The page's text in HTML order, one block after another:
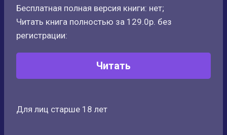
Бесплатная полная версия книги: нет;
Читать книга полностью за 129.0р. без
регистрации:
Читать
Для лиц старше 18 лет